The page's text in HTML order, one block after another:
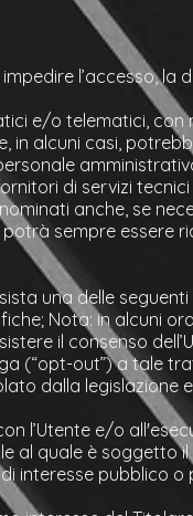
l’accesso, la
e/o telematici, con
alcuni casi,
di servizi
anche, se
sempre essere
una delle seguenti
Nota: in alcuni
il consenso
(“opt-out”) a tale
dalla legislazione
l’Utente e/o
al quale è soggetto il
interesse pubblico o